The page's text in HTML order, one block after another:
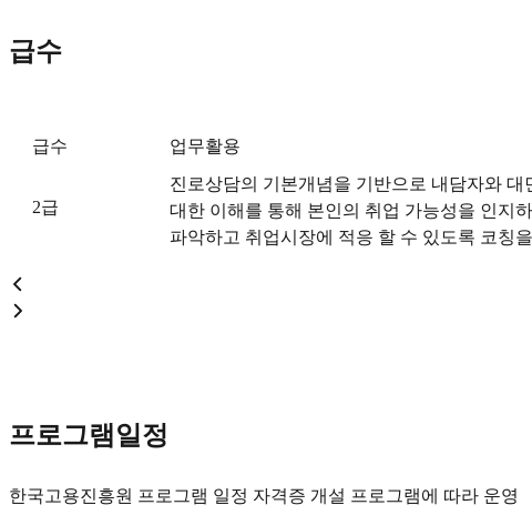
급수
급수 업무활용
2급
진로상담의 기본개념을 기반으로 내담자와
대한 이해를 통해 본인의 취업 가능성을 인지
파악하고 취업시장에 적응 할 수 있도록 코칭
프로그램일정
한국고용진흥원 프로그램 일정 자격증 개설 프로그램에 따라 운영